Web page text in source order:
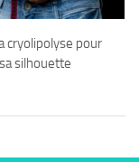
cryolipolyse pour
silhouette